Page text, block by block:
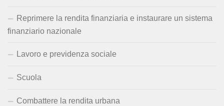
Reprimere la rendita finanziaria e instaurare un sistema
finanziario nazionale
Lavoro e previdenza sociale
Scuola
Combattere la rendita urbana